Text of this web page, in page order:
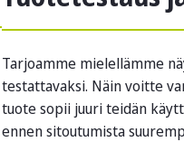
Tarjoamme mielellämme
testattavaksi. Näin voitte
tuote sopii juuri teidän
ennen sitoutumista